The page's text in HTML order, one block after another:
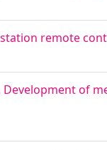
remote
of